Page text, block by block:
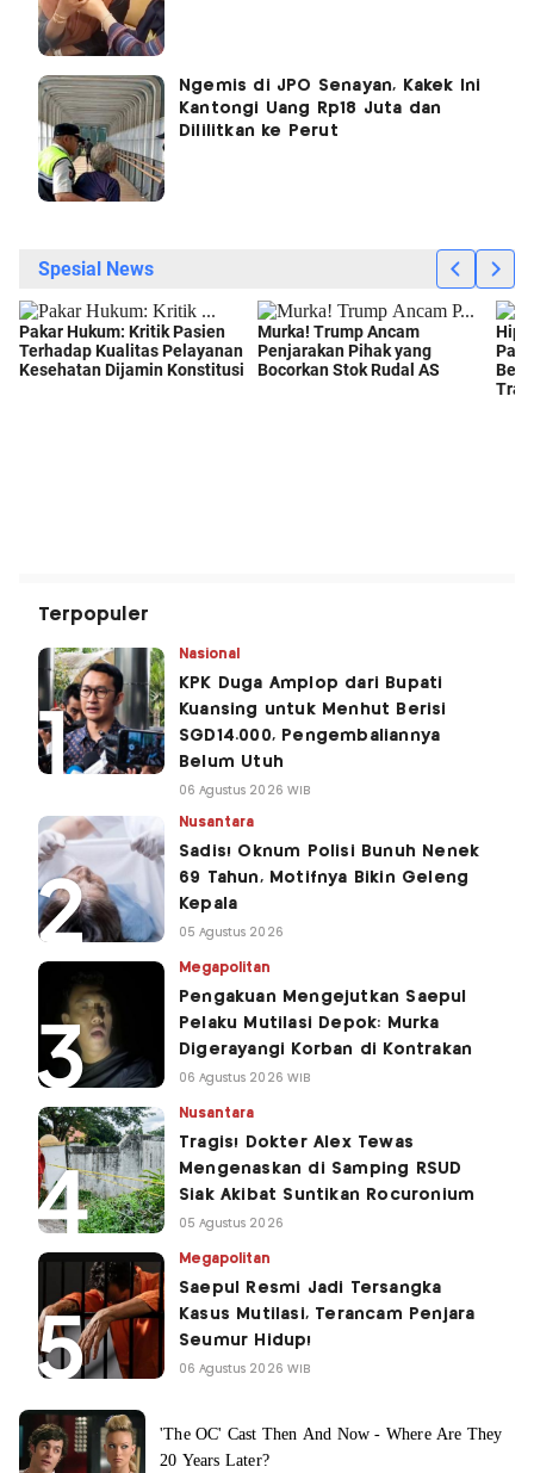
Ngemis di JPO Senayan, Kakek Ini
Kantongi Uang Rp18 Juta dan
Dililitkan ke Perut
Terpopuler
Nasional
KPK Duga Amplop dari Bupati
Kuansing untuk Menhut Berisi
SGD14.000, Pengembaliannya
Belum Utuh
06 Agustus 2026 WIB
Nusantara
Sadis! Oknum Polisi Bunuh Nenek
69 Tahun, Motifnya Bikin Geleng
Kepala
05 Agustus 2026
Megapolitan
Pengakuan Mengejutkan Saepul
Pelaku Mutilasi Depok: Murka
Digerayangi Korban di Kontrakan
06 Agustus 2026 WIB
Nusantara
Tragis! Dokter Alex Tewas
Mengenaskan di Samping RSUD
Siak Akibat Suntikan Rocuronium
05 Agustus 2026
Megapolitan
Saepul Resmi Jadi Tersangka
Kasus Mutilasi, Terancam Penjara
Seumur Hidup!
06 Agustus 2026 WIB